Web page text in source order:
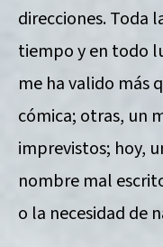
direcciones. Toda
tiempo y en todo
me ha valido más
cómica; otras, un
imprevistos; hoy,
nombre mal
o la necesidad de